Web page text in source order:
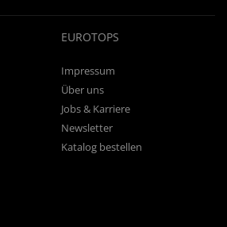
EUROTOPS
Impressum
Über uns
Jobs & Karriere
Newsletter
Katalog bestellen